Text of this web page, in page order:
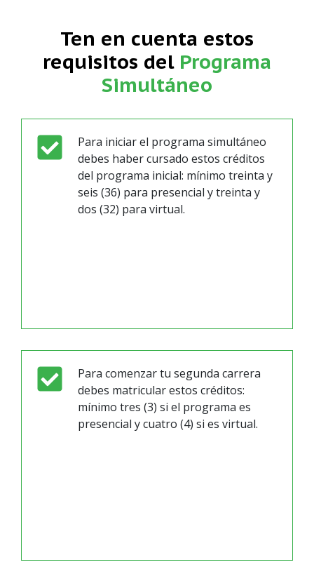
Ten en cuenta estos
requisitos delPrograma
Simultáneo
Para iniciar el programa simultáneo
debes haber cursado estos créditos
del programa inicial: mínimo treinta y
seis (36) para presencial y treinta y
dos (32) para virtual.
Para comenzar tu segunda carrera
debes matricular estos créditos:
mínimo tres (3) si el programa es
presencial y cuatro (4) si es virtual.